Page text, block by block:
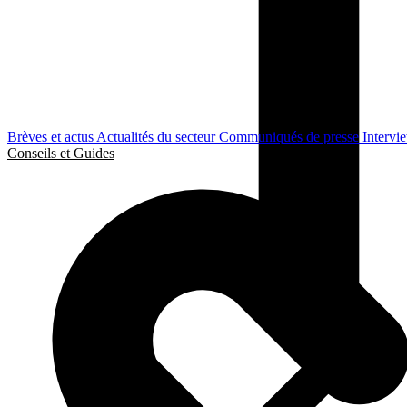
Brèves et actus Actualités du secteurCommuniqués de presse
Conseils et Guides